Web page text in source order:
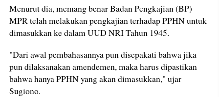
Menurut dia, memang benar Badan Pengkajian (BP)
MPR telah melakukan pengkajian terhadap PPHN untuk
dimasukkan ke dalam UUD NRI Tahun 1945.
"Dari awal pembahasannya pun disepakati bahwa jika
pun dilaksanakan amendemen, maka harus dipastikan
bahwa hanya PPHN yang akan dimasukkan," ujar
Sugiono.